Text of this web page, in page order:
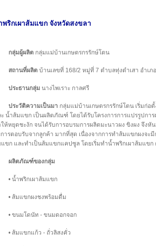
พริกเผาส้มแขก จังหวัดสงขลา
กลุ่มผู้ผลิต กลุ่มแม่บ้านเกษตรกรรักษ์โตน
สถานที่ผลิต บ้านเลขที่ 168/2 หมู่ที่ 7 ตำบลทุ่งตำเสา อำเ
ประธานกลุ่ม นางไพเราะ กาลศรี
ประวัติความเป็นมา กลุ่มแม่บ้านเกษตรกรรักษ์โตน เริ่มก่อ
น้ำส้มแขก เป็นผลิตภัณฑ์ โดยได้รับโครงการการแปรรูปกา
ห้หยุดชะงัก จนได้รับการอบรมการผลิตมะนาวผง ขิงผง จึ
การตอบรับจากลูกค้า มากที่สุด เนื่องจากการทำส้มแขกผงจ
แขก และทำเป็นส้มแขกแคปซูล โดยเริ่มทำน้ำพริกเผาส้มแข
ผลิตภัณฑ์ของกลุ่ม
• น้ำพริกเผาส้มแขก
• ส้มแขกผงชงพร้อมดื่ม
• ขนมโดนัท - ขนมดอกจอก
• ส้มแขกแก้ว - ถั่วลิสงคั่ว